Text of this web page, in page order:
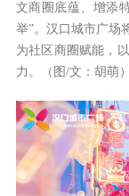
文商圈底蕴、增添
举”。汉口城市广场
为社区商圈赋能，
力。（图/文：胡萌）